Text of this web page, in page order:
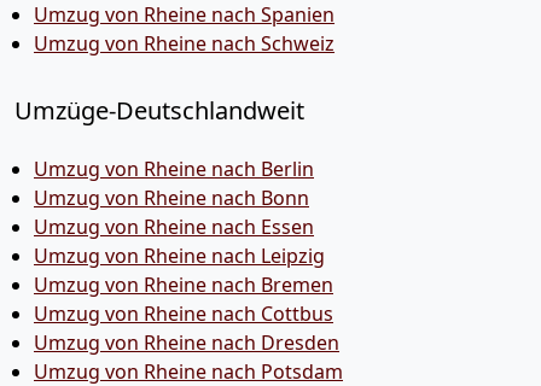
Umzug von Rheine nach Spanien
Umzug von Rheine nach Schweiz
Umzüge-Deutschlandweit
Umzug von Rheine nach Berlin
Umzug von Rheine nach Bonn
Umzug von Rheine nach Essen
Umzug von Rheine nach Leipzig
Umzug von Rheine nach Bremen
Umzug von Rheine nach Cottbus
Umzug von Rheine nach Dresden
Umzug von Rheine nach Potsdam